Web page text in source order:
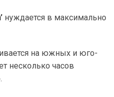
нуждается в максимально
на южных и юго-
несколько часов